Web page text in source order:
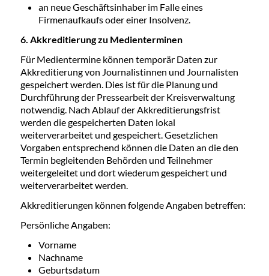
an neue Geschäftsinhaber im Falle eines
Firmenaufkaufs oder einer Insolvenz.
6. Akkreditierung zu Medienterminen
Für Medientermine können temporär Daten zur
Akkreditierung von Journalistinnen und Journalisten
gespeichert werden. Dies ist für die Planung und
Durchführung der Pressearbeit der Kreisverwaltung
notwendig. Nach Ablauf der Akkreditierungsfrist
werden die gespeicherten Daten lokal
weiterverarbeitet und gespeichert. Gesetzlichen
Vorgaben entsprechend können die Daten an die den
Termin begleitenden Behörden und Teilnehmer
weitergeleitet und dort wiederum gespeichert und
weiterverarbeitet werden.
Akkreditierungen können folgende Angaben betreffen:
Persönliche Angaben:
Vorname
Nachname
Geburtsdatum